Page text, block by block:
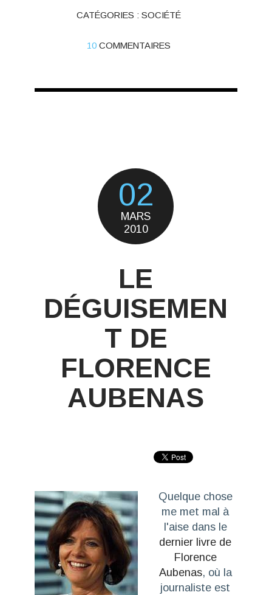
CATÉGORIES :SOCIÉTÉ
10 COMMENTAIRES
02
MARS
2010
LE
DÉGUISEMEN
T DE
FLORENCE
AUBENAS
Quelque chose
me met mal à
l'aise dans le
dernier livre de
Florence
Aubenas, où la
journaliste est